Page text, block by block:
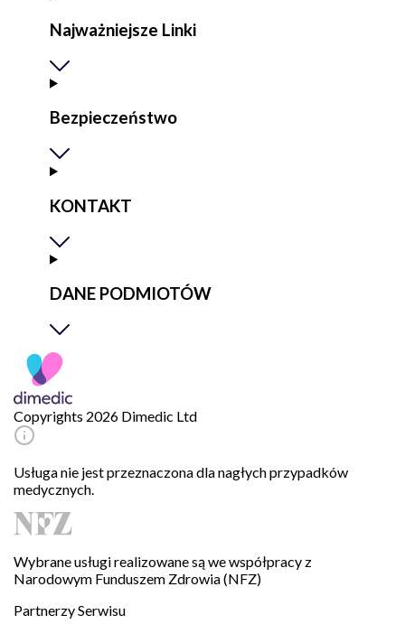
Najważniejsze Linki
Bezpieczeństwo
KONTAKT
DANE PODMIOTÓW
Copyrights 2026 Dimedic Ltd
Usługa nie jest przeznaczona dla nagłych przypadków
medycznych.
Wybrane usługi realizowane są we współpracy z
Narodowym Funduszem Zdrowia (NFZ)
Partnerzy Serwisu